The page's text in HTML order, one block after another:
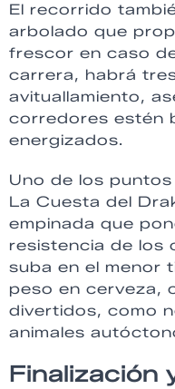
El recorrido
arbolado que
frescor en caso
carrera, habrá
avituallamiento,
corredores estén
energizados.
Uno de los
La Cuesta del
empinada que
resistencia de los
suba en el menor
peso en cerveza,
divertidos, como
animales
Finalización